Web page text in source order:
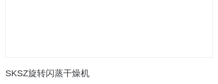
SKSZ旋转闪蒸干燥机